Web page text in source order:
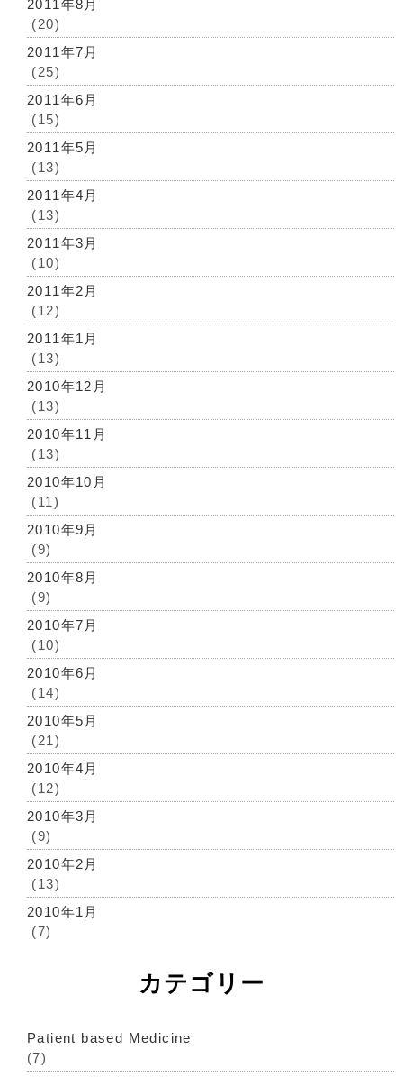
2011年8月
(20)
2011年7月
(25)
2011年6月
(15)
2011年5月
(13)
2011年4月
(13)
2011年3月
(10)
2011年2月
(12)
2011年1月
(13)
2010年12月
(13)
2010年11月
(13)
2010年10月
(11)
2010年9月
(9)
2010年8月
(9)
2010年7月
(10)
2010年6月
(14)
2010年5月
(21)
2010年4月
(12)
2010年3月
(9)
2010年2月
(13)
2010年1月
(7)
カテゴリー
Patient based Medicine
(7)